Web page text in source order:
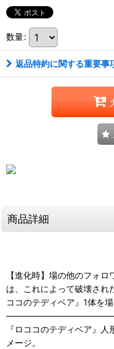
数量:
返品特約に関する重要事
商品詳細
【進化時】場の他のフォ
は、これによって破壊され
ココのテディベア』1体を場
『ロココのテディベア』
メージ。